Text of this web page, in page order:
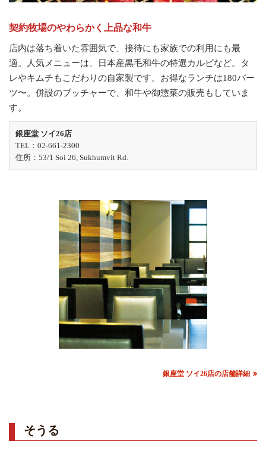
契約牧場のやわらかく上品な和牛
店内は落ち着いた雰囲気で、接待にも家族での利用にも最
適。人気メニューは、日本産黒毛和牛の特選カルビなど。タ
レやキムチもこだわりの自家製です。お得なランチは180バー
ツ〜。併設のブッチャーで、和牛や御惣菜の販売もしていま
す。
銀座堂 ソイ26店
TEL：02-661-2300
住所：53/1 Soi 26, Sukhumvit Rd.
銀座堂 ソイ26店の店舗詳細
そうる